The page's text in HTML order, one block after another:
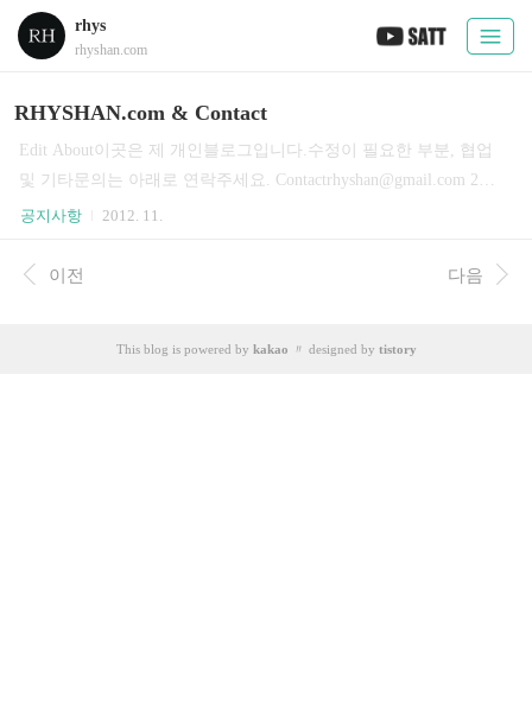
rhys
rhyshan.com
RHYSHAN.com & Contact
Edit About이곳은 제 개인블로그입니다.수정이 필요한 부분, 협업
및 기타문의는 아래로 연락주세요. Contactrhyshan@gmail.com 201
2. 10. 26. FRI FILEBANK: rhyshan.com [Windows 10] 개인적인 윈
팀 시작옵션, HPET, 디스코드, FXXA, FPS [CS 1.6] XJ.eu Kreedz T
성 커브드 퀀텀닷 게이밍 모니터 [acbillar] 제각돌리기(하쿠) 강좌:
공지사항 2012. 11.
이전 다음
This blog is powered by kakao 〃 designed by tistory